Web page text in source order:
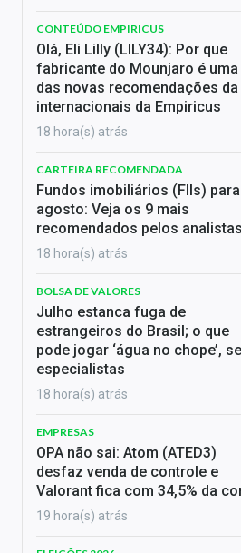
CONTEÚDO EMPIRICUS
Olá, Eli Lilly (LILY34): Por que
fabricante do Mounjaro é uma
das novas recomendações
internacionais da Empiricus
18 hora(s) atrás
CARTEIRA RECOMENDADA
Fundos imobiliários (FIIs) para
agosto: Veja os 9 mais
recomendados pelos analistas
18 hora(s) atrás
BOLSA DE VALORES
Julho estanca fuga de
estrangeiros do Brasil; o que
pode jogar ‘água no chope’,
especialistas
18 hora(s) atrás
EMPRESAS
OPA não sai: Atom (ATED3)
desfaz venda de controle e
Valorant fica com 34,5% da
19 hora(s) atrás